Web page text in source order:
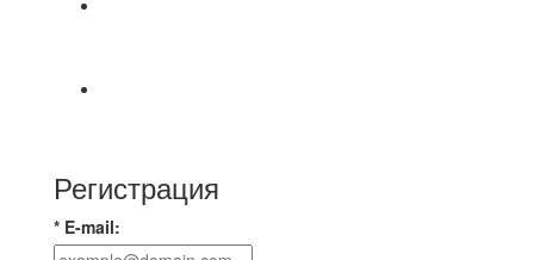
Регистрация
* E-mail: